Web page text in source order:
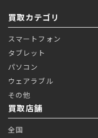
買取カテゴリ
スマートフォン
タブレット
パソコン
ウェアラブル
その他
買取店舗
全国